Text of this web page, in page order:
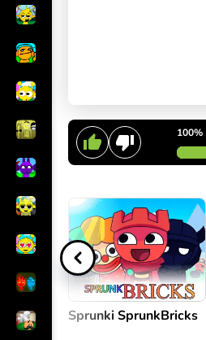
100%
Crear melodía o
Sprunki SprunkBricks